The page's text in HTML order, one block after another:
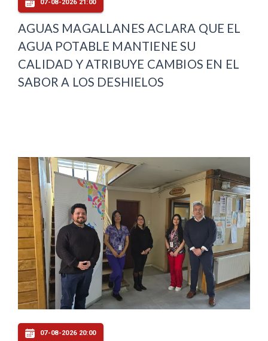
07-08-2026 21:00
AGUAS MAGALLANES ACLARA QUE EL
AGUA POTABLE MANTIENE SU
CALIDAD Y ATRIBUYE CAMBIOS EN EL
SABOR A LOS DESHIELOS
07-08-2026 20:00